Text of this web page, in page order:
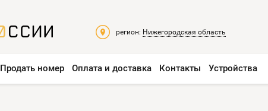
регион: Нижегородская область
Продать номер Оплата и доставка Контакты Устройства